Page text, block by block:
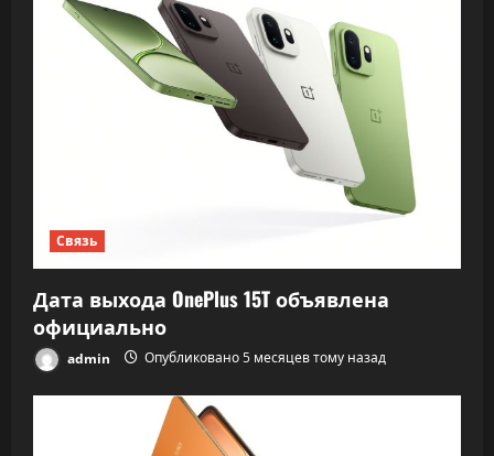
Связь
Дата выхода OnePlus 15T объявлена
официально
admin Опубликовано 5 месяцев тому назад